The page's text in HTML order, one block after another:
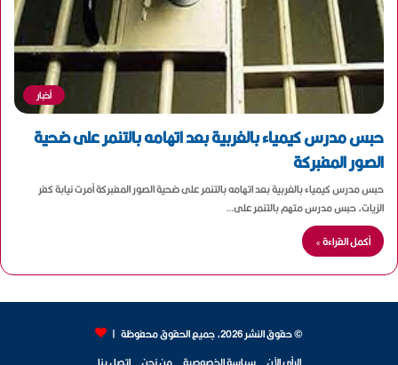
أخبار
حبس مدرس كيمياء بالغربية بعد اتهامه بالتنمر على ضحية
الصور المفبركة
حبس مدرس كيمياء بالغربية بعد اتهامه بالتنمر على ضحية الصور المفبركة أمرت نيابة كفر
الزيات، حبس مدرس متهم بالتنمر على…
أكمل القراءة »
© حقوق النشر 2026، جميع الحقوق محفوظة |